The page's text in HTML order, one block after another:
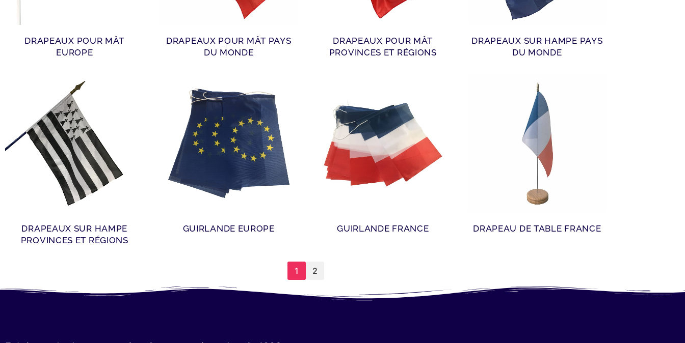
DRAPEAUX POUR MÂT
EUROPE
DRAPEAUX POUR MÂT PAYS
DU MONDE
DRAPEAUX POUR MÂT
PROVINCES ET RÉGIONS
DRAPEAUX SUR HAMPE PAYS
DU MONDE
DRAPEAUX SUR HAMPE
PROVINCES ET RÉGIONS
GUIRLANDE EUROPE GUIRLANDE FRANCE DRAPEAU DE TABLE FRANCE
1 2